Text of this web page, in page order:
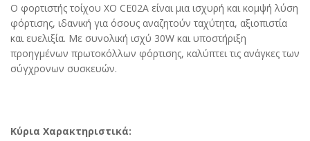
A
&
USB-
C)
+
σε
Ο φορτιστής τοίχου XO CE02A είναι μια ισχυρή και κομψή λύση
φόρτισης, ιδανική για όσους αναζητούν ταχύτητα, αξιοπιστία
και ευελιξία. Με συνολική ισχύ 30W και υποστήριξη
προηγμένων πρωτοκόλλων φόρτισης, καλύπτει τις ανάγκες των
σύγχρονων συσκευών.
Κύρια Χαρακτηριστικά: